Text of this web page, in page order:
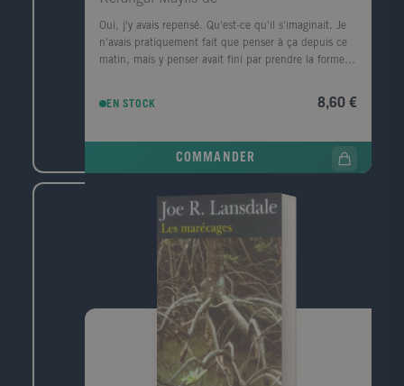
Oui, j'y avais repensé. Qu'est-ce qu'il s'imaginait. Je
n'avais pratiquement fait que penser à ça depuis ce
matin, mais y penser avait fini par prendre la forme
police, elle prend le train pour Le Havre, ville de son
longtemps. Durant ce jour de retour, cherchant à
comprendre ce qui la lie à ce mort dont elle ignore
tout, elle va exhumer ses souvenirs mais aussi la
mémoire de cette ville traumatisée par la guerre, ce
qui a disparu, ce qui a survécu, et raviver les vestiges
d'un amour adolescent.
EN STOCK 8,60 €
COMMANDER